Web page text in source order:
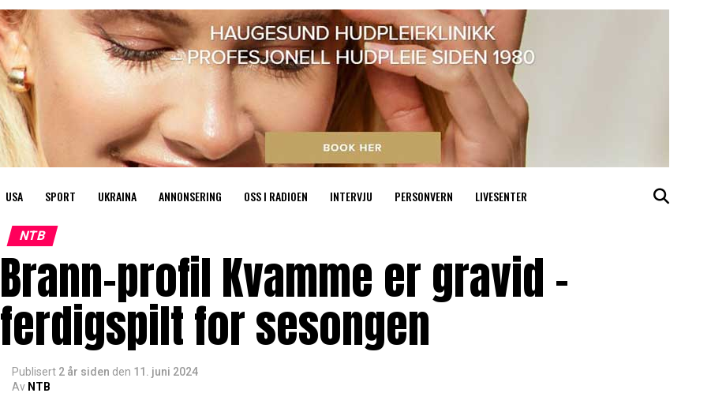
USA SPORT UKRAINA ANNONSERING OSS I RADIOEN INTERVJU PERSONVERN LIVESENTER
NTB
Brann-profil Kvamme er gravid –
ferdigspilt for sesongen
Publisert 2 år siden den 11. juni 2024
Av NTB